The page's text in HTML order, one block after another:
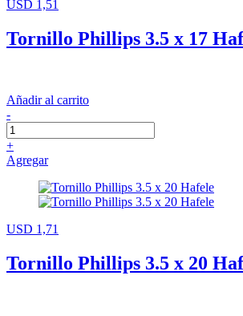
USD 1,51
Tornillo Phillips 3.5 x 17
Añadir al carrito
-
+
Agregar
USD 1,71
Tornillo Phillips 3.5 x 20